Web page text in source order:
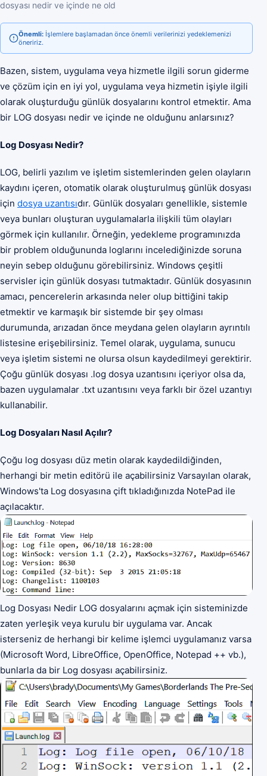
dosyası nedir ve içinde ne old
Önemli: İşlemlere başlamadan önce önemli verilerinizi yedeklemenizi
öneririz.
Bazen, sistem, uygulama veya hizmetle ilgili sorun giderme
ve çözüm için en iyi yol, uygulama veya hizmetin işiyle ilgili
olarak oluşturduğu günlük dosyalarını kontrol etmektir. Ama
bir LOG dosyası nedir ve içinde ne olduğunu anlarsınız?
Log Dosyası Nedir?
LOG, belirli yazılım ve işletim sistemlerinden gelen olayların
kaydını içeren, otomatik olarak oluşturulmuş günlük dosyası
için dosya uzantısıdır. Günlük dosyaları genellikle, sistemle
veya bunları oluşturan uygulamalarla ilişkili tüm olayları
görmek için kullanılır. Örneğin, yedekleme programınızda
bir problem olduğununda loglarını incelediğinizde soruna
neyin sebep olduğunu görebilirsiniz. Windows çeşitli
servisler için günlük dosyası tutmaktadır. Günlük dosyasının
amacı, pencerelerin arkasında neler olup bittiğini takip
etmektir ve karmaşık bir sistemde bir şey olması
durumunda, arızadan önce meydana gelen olayların ayrıntılı
listesine erişebilirsiniz. Temel olarak, uygulama, sunucu
veya işletim sistemi ne olursa olsun kaydedilmeyi gerektirir.
Çoğu günlük dosyası .log dosya uzantısını içeriyor olsa da,
bazen uygulamalar .txt uzantısını veya farklı bir özel uzantıyı
kullanabilir.
Log Dosyaları Nasıl Açılır?
Çoğu log dosyası düz metin olarak kaydedildiğinden,
herhangi bir metin editörü ile açabilirsiniz Varsayılan olarak,
Windows'ta Log dosyasına çift tıkladığınızda NotePad ile
açılacaktır.
Log Dosyası Nedir LOG dosyalarını açmak için sisteminizde
zaten yerleşik veya kurulu bir uygulama var. Ancak
isterseniz de herhangi bir kelime işlemci uygulamanız varsa
(Microsoft Word, LibreOffice, OpenOffice, Notepad ++ vb.),
bunlarla da bir Log dosyası açabilirsiniz.